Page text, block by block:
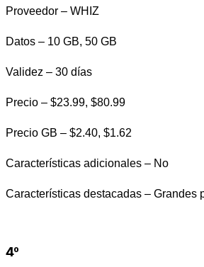
Proveedor – WHIZ
Datos – 10 GB, 50 GB
Validez – 30 días
Precio – $23.99, $80.99
Precio GB – $2.40, $1.62
Características adicionales – No
Características destacadas – Grandes
4º